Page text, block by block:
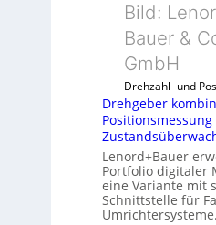
o
m
n
i
e
r
t
P
o
Bild:
Bauer &
GmbH
Drehzahl- und
Drehgeber
Lenord+Bauer
Portfolio digitaler
eine Variante mit
Schnittstelle für
Umrichtersysteme.